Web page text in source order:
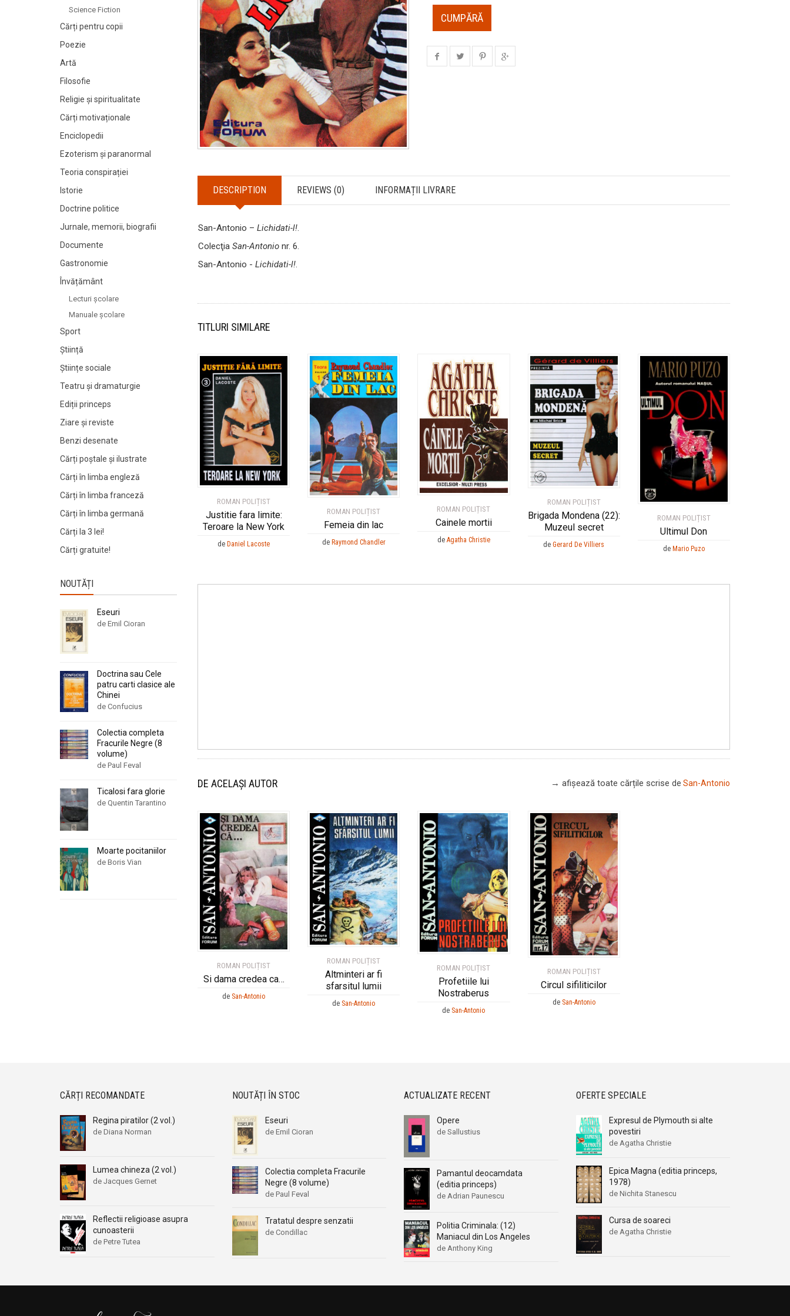
CUMPĂRĂ
DESCRIPTION REVIEWS (0) INFORMAȚII LIVRARE
San-Antonio – Lichidati-l!.
Colecţia San-Antonio nr. 6.
San-Antonio - Lichidati-l!.
TITLURI SIMILARE
ROMAN POLIȚIST
Justitie fara limite:
Teroare la New York
deDaniel Lacoste
ROMAN POLIȚIST
Femeia din lac
de Raymond Chandler
ROMAN POLIȚIST
Cainele mortii
de Agatha Christie
ROMAN POLIȚIST
Brigada Mondena (22):
Muzeul secret
deGerard De Villiers
ROMAN POLIȚIST
Ultimul Don
de Mario Puzo
DE ACELAȘI AUTOR → afișează toate cărțile scrise de San-Antonio
ROMAN POLIȚIST
Si dama credea ca…
de San-Antonio
ROMAN POLIȚIST
Altminteri ar fi
sfarsitul lumii
de San-Antonio
ROMAN POLIȚIST
Profetiile lui
Nostraberus
de San-Antonio
ROMAN POLIȚIST
Circul sifiliticilor
de San-Antonio
Science Fiction
Cărți pentru copii
Poezie
Artă
Filosofie
Religie și spiritualitate
Cărți motivaționale
Enciclopedii
Ezoterism și paranormal
Teoria conspirației
Istorie
Doctrine politice
Jurnale, memorii, biografii
Documente
Gastronomie
Învățământ
Lecturi şcolare
Manuale şcolare
Sport
Știință
Științe sociale
Teatru și dramaturgie
Ediții princeps
Ziare şi reviste
Benzi desenate
Cărți poștale și ilustrate
Cărți în limba engleză
Cărți în limba franceză
Cărți în limba germană
Cărți la 3 lei!
Cărți gratuite!
NOUTĂȚI
Eseuri
de Emil Cioran
Doctrina sau Cele
patru carti clasice ale
Chinei
de Confucius
Colectia completa
Fracurile Negre (8
volume)
de Paul Feval
Ticalosi fara glorie
de Quentin Tarantino
Moarte pocitaniilor
de Boris Vian
CĂRȚI RECOMANDATE
Regina piratilor (2 vol.)
de Diana Norman
Lumea chineza (2 vol.)
de Jacques Gernet
Reflectii religioase asupra
cunoasterii
de Petre Tutea
NOUTĂȚI ÎN STOC
Eseuri
de Emil Cioran
Colectia completa Fracurile
Negre (8 volume)
de Paul Feval
Tratatul despre senzatii
de Condillac
ACTUALIZATE RECENT
Opere
de Sallustius
Pamantul deocamdata
(editia princeps)
de Adrian Paunescu
Politia Criminala: (12)
Maniacul din Los Angeles
de Anthony King
OFERTE SPECIALE
Expresul de Plymouth si alte
povestiri
de Agatha Christie
Epica Magna (editia princeps,
1978)
de Nichita Stanescu
Cursa de soareci
de Agatha Christie